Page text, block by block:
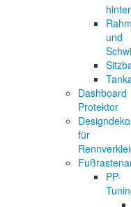
und
Dashboard
Protektor
für
PP-